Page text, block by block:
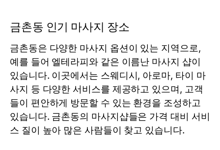
금촌동 인기 마사지 장소
금촌동은 다양한 마사지 옵션이 있는 지역으로,
예를 들어 엘테라피와 같은 이름난 마사지 샵이
있습니다. 이곳에서는 스웨디시, 아로마, 타이 마
사지 등 다양한 서비스를 제공하고 있으며, 고객
들이 편안하게 방문할 수 있는 환경을 조성하고
있습니다. 금촌동의 마사지샵들은 가격 대비 서비
스 질이 높아 많은 사람들이 찾고 있습니다.